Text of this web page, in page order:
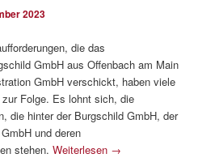
2023
die das
GmbH aus Offenbach am Main
GmbH verschickt, haben viele
Folge. Es lohnt sich, die
die hinter der Burgschild GmbH, der
und deren
stehen.Weiterlesen →